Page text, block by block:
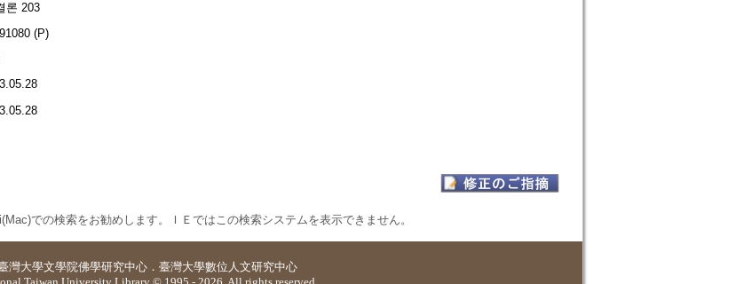
론 203
(P)
での検索をお勧めします。ＩＥではこの検索システムを表示できません。
灣大學文學院佛學研究中心 ． 臺灣大學數位人文研究中心